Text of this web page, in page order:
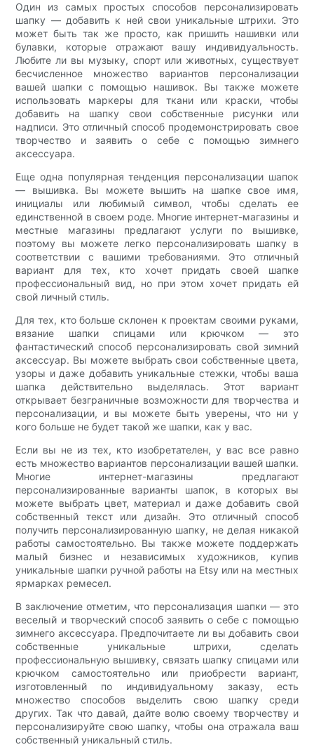
Один из самых простых способов персонализировать
шапку — добавить к ней свои уникальные штрихи. Это
может быть так же просто, как пришить нашивки или
булавки, которые отражают вашу индивидуальность.
Любите ли вы музыку, спорт или животных, существует
бесчисленное множество вариантов персонализации
вашей шапки с помощью нашивок. Вы также можете
использовать маркеры для ткани или краски, чтобы
добавить на шапку свои собственные рисунки или
надписи. Это отличный способ продемонстрировать свое
творчество и заявить о себе с помощью зимнего
аксессуара.
Еще одна популярная тенденция персонализации шапок
— вышивка. Вы можете вышить на шапке свое имя,
инициалы или любимый символ, чтобы сделать ее
единственной в своем роде. Многие интернет-магазины и
местные магазины предлагают услуги по вышивке,
поэтому вы можете легко персонализировать шапку в
соответствии с вашими требованиями. Это отличный
вариант для тех, кто хочет придать своей шапке
профессиональный вид, но при этом хочет придать ей
свой личный стиль.
Для тех, кто больше склонен к проектам своими руками,
вязание шапки спицами или крючком — это
фантастический способ персонализировать свой зимний
аксессуар. Вы можете выбрать свои собственные цвета,
узоры и даже добавить уникальные стежки, чтобы ваша
шапка действительно выделялась. Этот вариант
открывает безграничные возможности для творчества и
персонализации, и вы можете быть уверены, что ни у
кого больше не будет такой же шапки, как у вас.
Если вы не из тех, кто изобретателен, у вас все равно
есть множество вариантов персонализации вашей шапки.
Многие интернет-магазины предлагают
персонализированные варианты шапок, в которых вы
можете выбрать цвет, материал и даже добавить свой
собственный текст или дизайн. Это отличный способ
получить персонализированную шапку, не делая никакой
работы самостоятельно. Вы также можете поддержать
малый бизнес и независимых художников, купив
уникальные шапки ручной работы на Etsy или на местных
ярмарках ремесел.
В заключение отметим, что персонализация шапки — это
веселый и творческий способ заявить о себе с помощью
зимнего аксессуара. Предпочитаете ли вы добавить свои
собственные уникальные штрихи, сделать
профессиональную вышивку, связать шапку спицами или
крючком самостоятельно или приобрести вариант,
изготовленный по индивидуальному заказу, есть
множество способов выделить свою шапку среди
других. Так что давай, дайте волю своему творчеству и
персонализируйте свою шапку, чтобы она отражала ваш
собственный уникальный стиль.